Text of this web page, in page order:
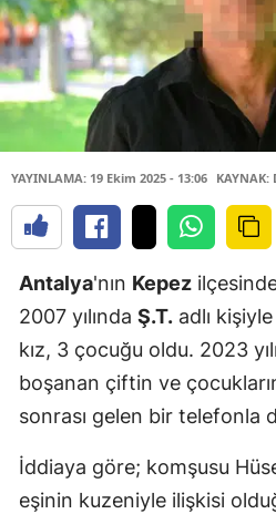
YAYINLAMA: 19 Ekim 2025 - 13:06 KAYNAK:
Antalya'nın Kepez
2007 yılında Ş.T. adlı
kız, 3 çocuğu oldu. 2023
boşanan çiftin ve
sonrası gelen bir telefonla
İddiaya göre; komşusu
eşinin kuzeniyle ilişkisi